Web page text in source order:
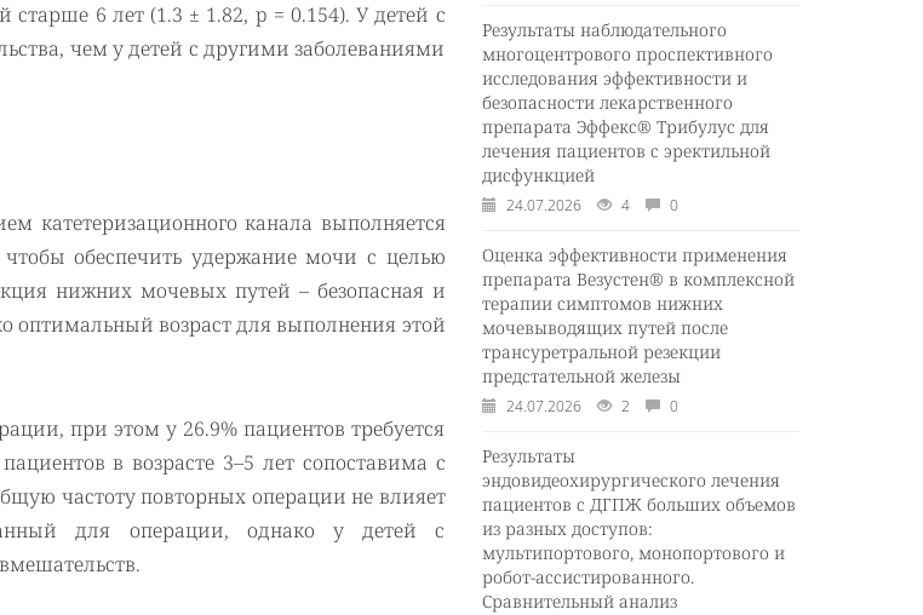
старше 6 лет (1.3 ± 1.82, p = 0.154). У детей с
чем у детей с другими заболеваниями
катетеризационного канала выполняется
обеспечить удержание мочи с целью
нижних мочевых путей – безопасная и
оптимальный возраст для выполнения этой
при этом у 26.9% пациентов требуется
в возрасте 3–5 лет сопоставима с
частоту повторных операции не влияет
для операции, однако у детей с
Результаты наблюдательного
многоцентрового проспективного
исследования эффективности и
безопасности лекарственного
препарата Эффекс® Трибулус для
лечения пациентов с эректильной
дисфункцией
24.07.2026 4 0
Оценка эффективности применения
препарата Везустен® в комплексной
терапии симптомов нижних
мочевыводящих путей после
трансуретральной резекции
предстательной железы
24.07.2026 2 0
Результаты
эндовидеохирургического лечения
пациентов с ДГПЖ больших объемов
из разных доступов:
мультипортового, монопортового и
робот-ассистированного.
Сравнительный анализ